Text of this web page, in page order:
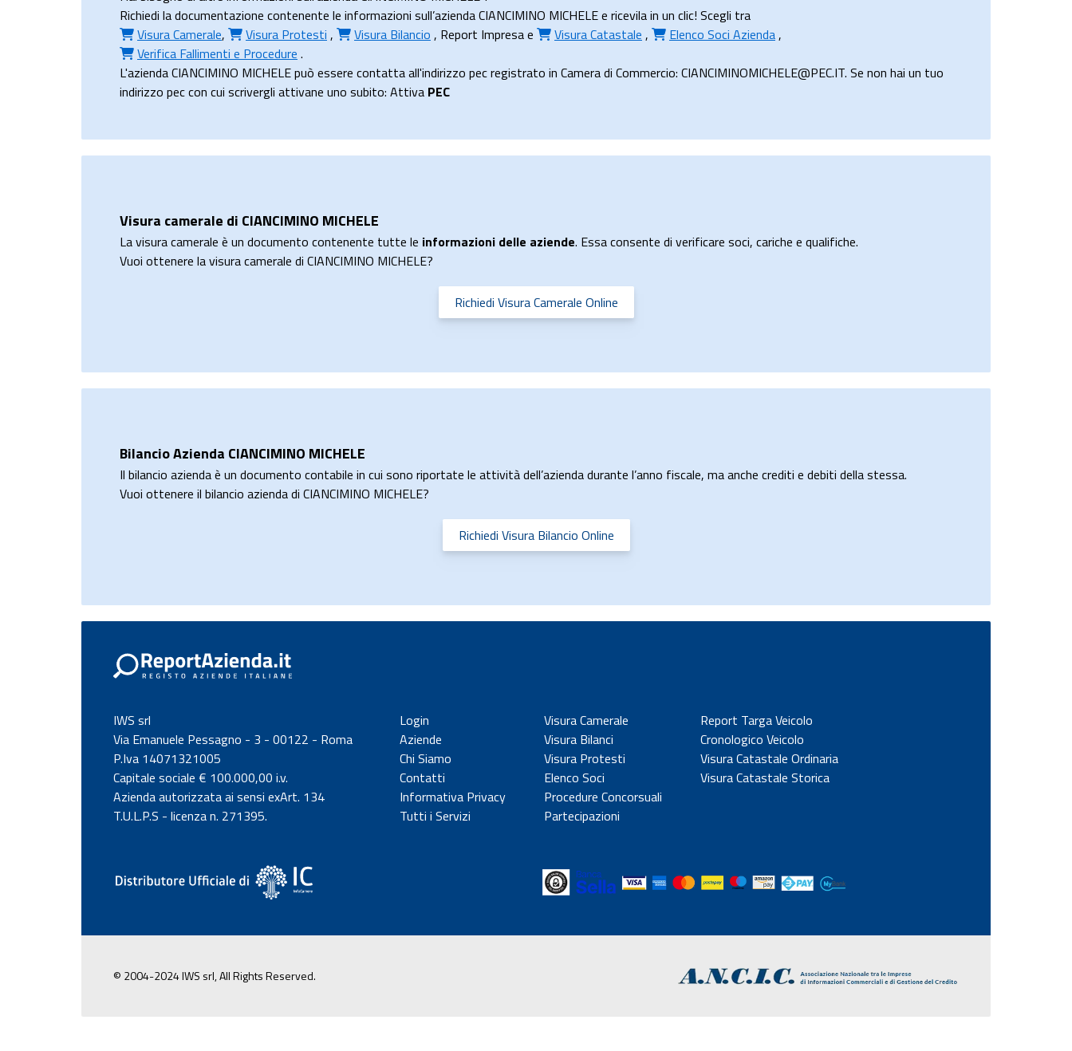
Richiedi la documentazione contenente le informazioni sull’azienda CIANCIMINO MICHELE e ricevila in un clic! Scegli tra
Visura Camerale, Visura Protesti , Visura Bilancio , Report Impresae Visura Catastale , Elenco Soci Azienda,
Verifica Fallimenti e Procedure .
L'azienda CIANCIMINO MICHELE può essere contatta all'indirizzo pec registrato in Camera di Commercio: CIANCIMINOMICHELE@PEC.IT. Se non hai un tuo
indirizzo pec con cui scrivergli attivane uno subito: Attiva PEC
Visura camerale di CIANCIMINO MICHELE
La visura camerale è un documento contenente tutte le informazioni delle aziende. Essa consente di verificare soci, cariche e qualifiche.
Vuoi ottenere la visura camerale di CIANCIMINO MICHELE?
Richiedi Visura Camerale Online
Bilancio Azienda CIANCIMINO MICHELE
Il bilancio azienda è un documento contabile in cui sono riportate le attività dell’azienda durante l’anno fiscale, ma anche crediti e debiti della stessa.
Vuoi ottenere il bilancio azienda di CIANCIMINO MICHELE?
Richiedi Visura Bilancio Online
IWS srl
Via Emanuele Pessagno - 3 - 00122 - Roma
P.Iva 14071321005
Capitale sociale € 100.000,00 i.v.
Azienda autorizzata ai sensi exArt. 134
T.U.L.P.S - licenza n. 271395.
Login
Aziende
Chi Siamo
Contatti
Informativa Privacy
Tutti i Servizi
Visura Camerale
Visura Bilanci
Visura Protesti
Elenco Soci
Procedure Concorsuali
Partecipazioni
Report Targa Veicolo
Cronologico Veicolo
Visura Catastale Ordinaria
Visura Catastale Storica
© 2004-2024 IWS srl, All Rights Reserved.